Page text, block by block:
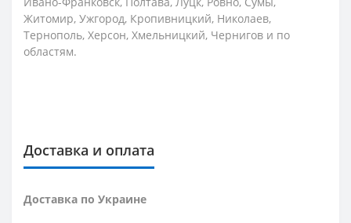
Житомир, Ужгород, Кропивницкий, Николаев,
Тернополь, Херсон, Хмельницкий, Чернигов и по
областям.
Доставка и оплата
Доставка по Украине